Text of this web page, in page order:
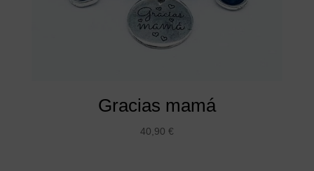
Gracias mamá
40,90 €